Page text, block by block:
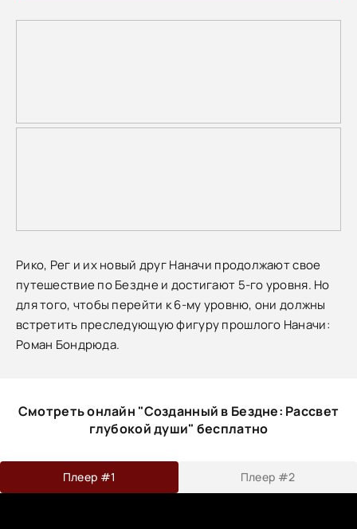
Рико, Рег и их новый друг Наначи продолжают свое
путешествие по Бездне и достигают 5-го уровня. Но
для того, чтобы перейти к 6-му уровню, они должны
встретить преследующую фигуру прошлого Наначи:
Роман Бондрюда.
Смотреть онлайн "Созданный в Бездне: Рассвет
глубокой души" бесплатно
Плеер #1 Плеер #2